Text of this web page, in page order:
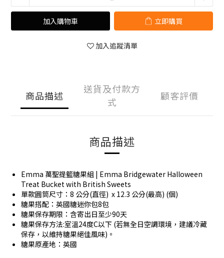
加入購物車 立即購買
加入追蹤清單
商品描述
送貨及付款方
式
顧客評價
商品描述
Emma 萬聖提籃糖果組 | Emma Bridgewater Halloween
Treat Bucket with British Sweets
單款圓筒尺寸：8 公分(直徑) x 12.3 公分(最高) (個)
糖果搭配：英國糖迷你包8包
糖果保存期限：含寄出日至少90天
糖果保存方法:室溫24度C以下 (若無全日空調環境，建議冷藏
保存，以維持糖果絕佳風味)。
糖果原產地：英國